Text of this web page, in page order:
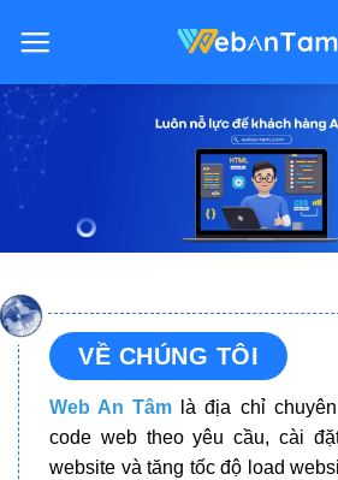
qua
dung
VỀ CHÚNG TÔI
Web An Tâm là địa chỉ
code web theo yêu cầu, cài
website và tăng tốc độ load